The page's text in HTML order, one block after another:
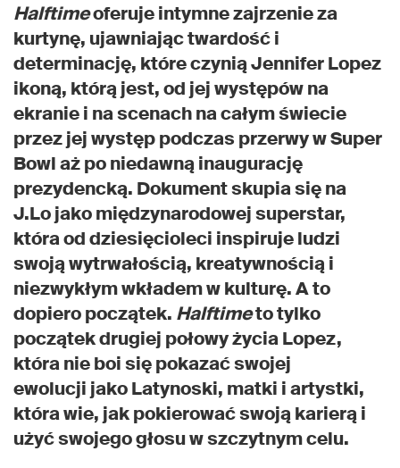
Halftimeoferuje intymne zajrzenie za
kurtynę, ujawniając twardość i
determinację, które czynią Jennifer Lopez
ikoną, którą jest, od jej występów na
ekranie i na scenach na całym świecie
przez jej występ podczas przerwy w Super
Bowl aż po niedawną inaugurację
prezydencką. Dokument skupia się na
J.Lo jako międzynarodowej superstar,
która od dziesięcioleci inspiruje ludzi
swoją wytrwałością, kreatywnością i
niezwykłym wkładem w kulturę. A to
dopiero początek. Halftimeto tylko
początek drugiej połowy życia Lopez,
która nie boi się pokazać swojej
ewolucji jako Latynoski, matki i artystki,
która wie, jak pokierować swoją karierą i
użyć swojego głosu w szczytnym celu.